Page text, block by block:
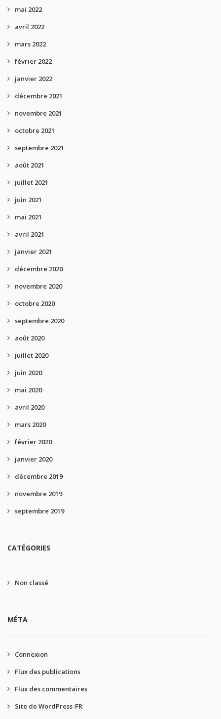
mai 2022
avril 2022
mars 2022
février 2022
janvier 2022
décembre 2021
novembre 2021
octobre 2021
septembre 2021
août 2021
juillet 2021
juin 2021
mai 2021
avril 2021
janvier 2021
décembre 2020
novembre 2020
octobre 2020
septembre 2020
août 2020
juillet 2020
juin 2020
mai 2020
avril 2020
mars 2020
février 2020
janvier 2020
décembre 2019
novembre 2019
septembre 2019
CATÉGORIES
Non classé
MÉTA
Connexion
Flux des publications
Flux des commentaires
Site de WordPress-FR